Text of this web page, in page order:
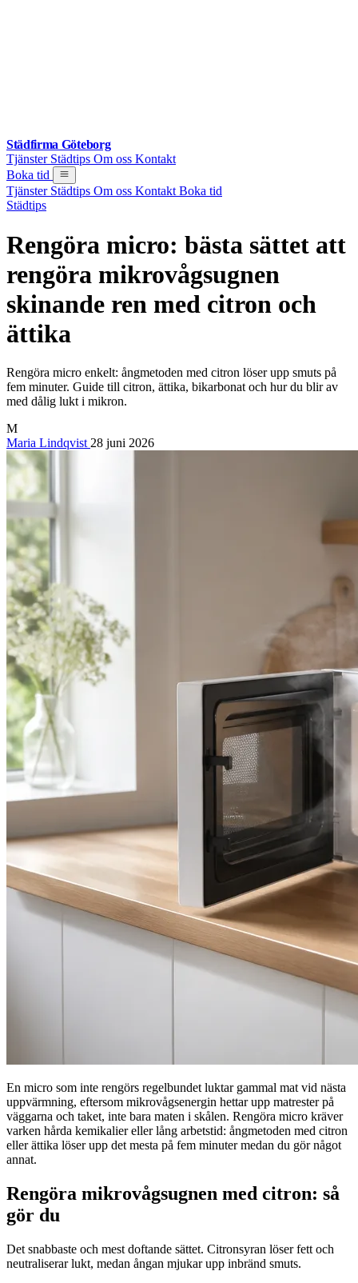
Städfirma Göteborg
Tjänster Städtips Om oss Kontakt
Boka tid
Tjänster Städtips Om oss Kontakt Boka tid
Städtips
Rengöra micro: bästa sättet att
rengöra mikrovågsugnen
skinande ren med citron och
ättika
Rengöra micro enkelt: ångmetoden med citron löser upp smuts på
fem minuter. Guide till citron, ättika, bikarbonat och hur du blir av
med dålig lukt i mikron.
M
Maria Lindqvist 28 juni 2026
En micro som inte rengörs regelbundet luktar gammal mat vid nästa
uppvärmning, eftersom mikrovågsenergin hettar upp matrester på
väggarna och taket, inte bara maten i skålen. Rengöra micro kräver
varken hårda kemikalier eller lång arbetstid: ångmetoden med citron
eller ättika löser upp det mesta på fem minuter medan du gör något
annat.
Rengöra mikrovågsugnen med citron: så
gör du
Det snabbaste och mest doftande sättet. Citronsyran löser fett och
neutraliserar lukt, medan ångan mjukar upp inbränd smuts.